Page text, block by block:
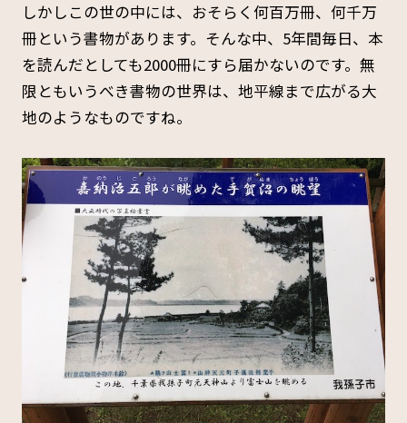
しかしこの世の中には、おそらく何百万冊、何千万
冊という書物があります。そんな中、5年間毎日、本
を読んだとしても2000冊にすら届かないのです。無
限ともいうべき書物の世界は、地平線まで広がる大
地のようなものですね。